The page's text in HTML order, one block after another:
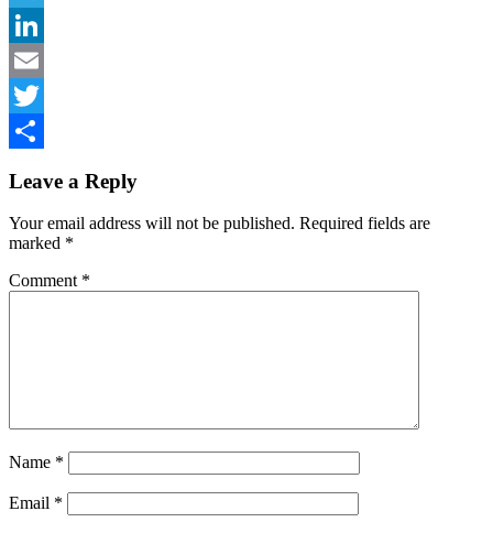
Telegram
LinkedIn
Email
Twitter
Leave a Reply
Your email address will not be published. Required fields are
marked *
Comment *
Name *
Email *